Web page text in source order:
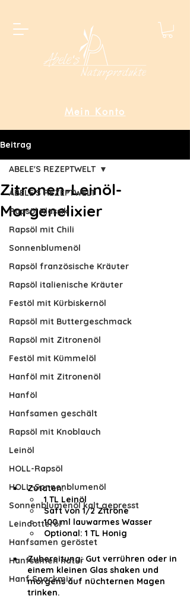
Mein Konto
Beitrag
ABELE'S REZEPTWELT
Rapsöl Klassik
Rapsöl mit Chili
Sonnenblumenöl
Rapsöl französische Kräuter
Rapsöl italienische Kräuter
Festöl mit Kürbiskernöl
Rapsöl mit Buttergeschmack
Rapsöl mit Zitronenöl
Festöl mit Kümmelöl
Hanföl mit Zitronenöl
Hanföl
Hanfsamen geschält
Rapsöl mit Knoblauch
Leinöl
HOLL-Rapsöl
HOLL-Sonnenblumenöl
Sonnenblumenöl kalt gepresst
Leindotteröl
Hanfsamen geröstet
Hanfsamen natur
Hanf Snackmix
ABELE'S REZEPTWELT
Zitronen-Leinöl-
Morgenelixier
Zutaten:
1 TL Leinöl
Saft von 1/2 Zitrone
100 ml lauwarmes Wasser
Optional: 1 TL Honig
Zubereitung: Gut verrühren oder in
einem kleinen Glas shaken und
morgens auf nüchternen Magen
trinken.